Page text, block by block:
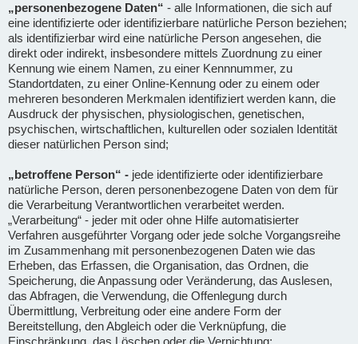
„personenbezogene Daten“ - alle Informationen, die sich auf
eine identifizierte oder identifizierbare natürliche Person beziehen;
als identifizierbar wird eine natürliche Person angesehen, die
direkt oder indirekt, insbesondere mittels Zuordnung zu einer
Kennung wie einem Namen, zu einer Kennnummer, zu
Standortdaten, zu einer Online-Kennung oder zu einem oder
mehreren besonderen Merkmalen identifiziert werden kann, die
Ausdruck der physischen, physiologischen, genetischen,
psychischen, wirtschaftlichen, kulturellen oder sozialen Identität
dieser natürlichen Person sind;
„betroffene Person“ - jede identifizierte oder identifizierbare
natürliche Person, deren personenbezogene Daten von dem für
die Verarbeitung Verantwortlichen verarbeitet werden.
„Verarbeitung“ - jeder mit oder ohne Hilfe automatisierter
Verfahren ausgeführter Vorgang oder jede solche Vorgangsreihe
im Zusammenhang mit personenbezogenen Daten wie das
Erheben, das Erfassen, die Organisation, das Ordnen, die
Speicherung, die Anpassung oder Veränderung, das Auslesen,
das Abfragen, die Verwendung, die Offenlegung durch
Übermittlung, Verbreitung oder eine andere Form der
Bereitstellung, den Abgleich oder die Verknüpfung, die